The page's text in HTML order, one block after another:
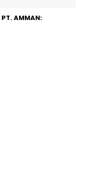
AMMAN: